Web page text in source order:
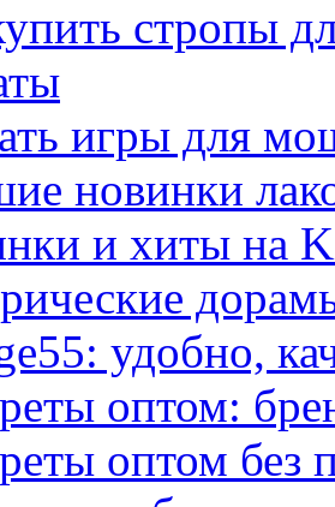
стропы
игры для
новинки
и хиты на
удобно,
оптом:
оптом без